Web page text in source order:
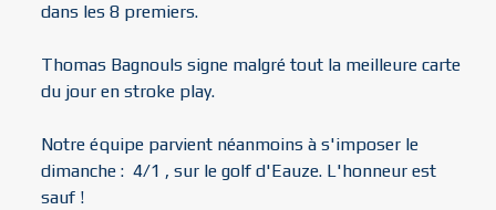
dans les 8 premiers.
Thomas Bagnouls signe malgré tout la meilleure carte
du jour en stroke play.
Notre équipe parvient néanmoins à s'imposer le
dimanche : 4/1 , sur le golf d'Eauze. L'honneur est
sauf !